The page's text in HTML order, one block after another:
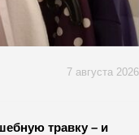
7 августа 2026
травку – и